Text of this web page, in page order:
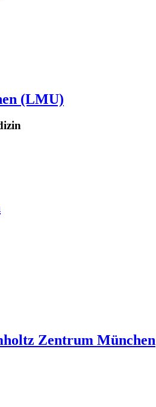
(LMU)
Zentrum München